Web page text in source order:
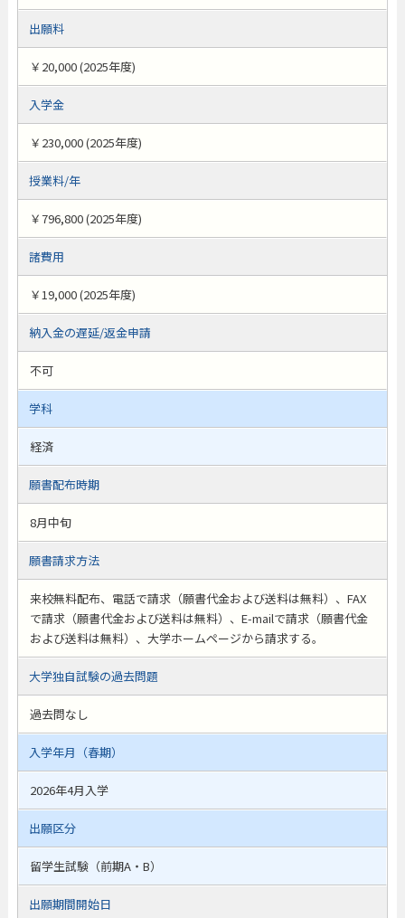
出願料
￥20,000 (2025年度)
入学金
￥230,000 (2025年度)
授業料/年
￥796,800 (2025年度)
諸費用
￥19,000 (2025年度)
納入金の遅延/返金申請
不可
学科
経済
願書配布時期
8月中旬
願書請求方法
来校無料配布、電話で請求（願書代金および送料は無料）、FAX
で請求（願書代金および送料は無料）、E-mailで請求（願書代金
および送料は無料）、大学ホームページから請求する。
大学独自試験の過去問題
過去問なし
入学年月（春期）
2026年4月入学
出願区分
留学生試験（前期A・B）
出願期間開始日